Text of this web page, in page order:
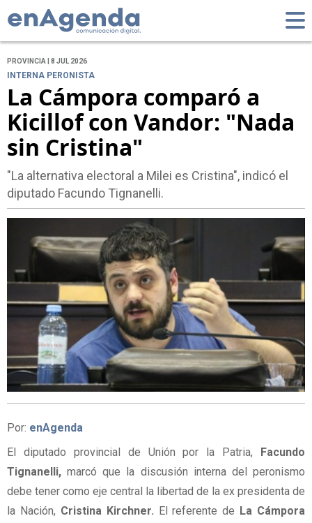
PROVINCIA | 8 JUL 2026
INTERNA PERONISTA
La Cámpora comparó a
Kicillof con Vandor: "Nada
sin Cristina"
"La alternativa electoral a Milei es Cristina", indicó el
diputado Facundo Tignanelli.
Por: enAgenda
El diputado provincial de Unión por la Patria, Facundo
Tignanelli, marcó que la discusión interna del peronismo
debe tener como eje central la libertad de la ex presidenta de
la Nación, Cristina Kirchner. El referente de La Cámpora